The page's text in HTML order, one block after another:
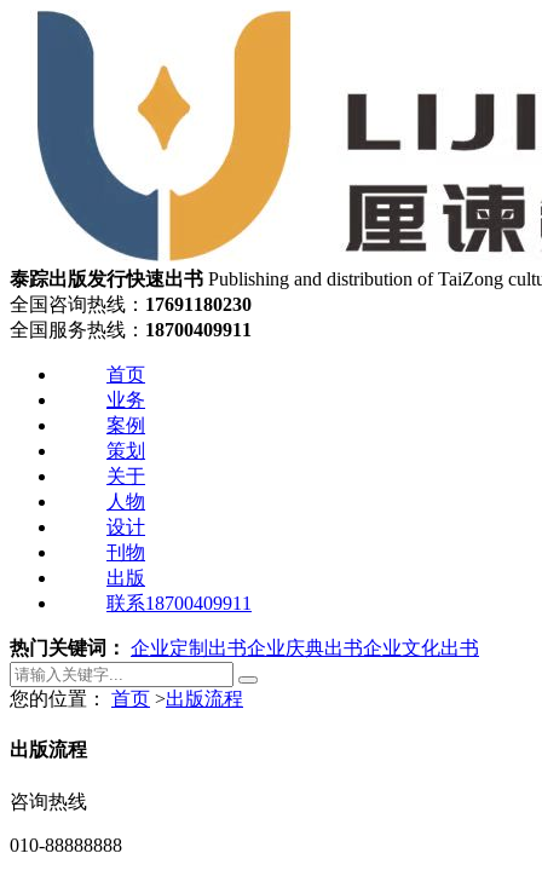
泰踪出版发行快速出书 Publishing and distribution of TaiZong
全国咨询热线： 17691180230
全国服务热线： 18700409911
首页
业务
案例
策划
关于
人物
设计
刊物
出版
联系18700409911
热门关键词： 企业定制出书企业庆典出书企业文化出书
您的位置： 首页 >出版流程
出版流程
咨询热线
010-88888888